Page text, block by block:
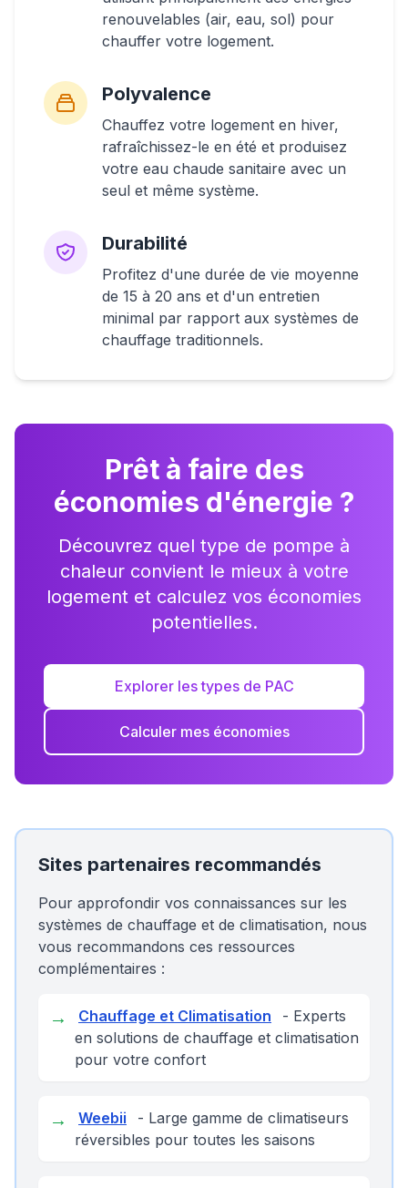
renouvelables (air, eau, sol) pour
chauffer votre logement.
Polyvalence
Chauffez votre logement en hiver,
rafraîchissez-le en été et produisez
votre eau chaude sanitaire avec un
seul et même système.
Durabilité
Profitez d'une durée de vie moyenne
de 15 à 20 ans et d'un entretien
minimal par rapport aux systèmes de
chauffage traditionnels.
Prêt à faire des
économies d'énergie ?
Découvrez quel type de pompe à
chaleur convient le mieux à votre
logement et calculez vos économies
potentielles.
Explorer les types de PAC
Calculer mes économies
Sites partenaires recommandés
Pour approfondir vos connaissances sur les
systèmes de chauffage et de climatisation, nous
vous recommandons ces ressources
complémentaires :
→ Chauffage et Climatisation
- Experts
en solutions de chauffage et climatisation
pour votre confort
→ Weebii
- Large gamme de climatiseurs
réversibles pour toutes les saisons